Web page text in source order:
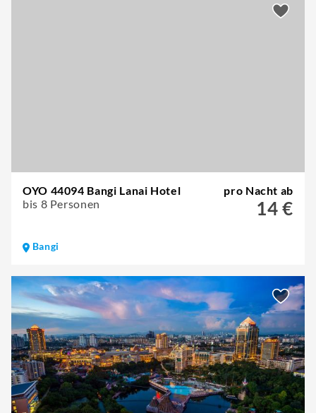
OYO 44094 Bangi Lanai Hotel
bis 8 Personen
pro Nacht ab
14 €
Bangi